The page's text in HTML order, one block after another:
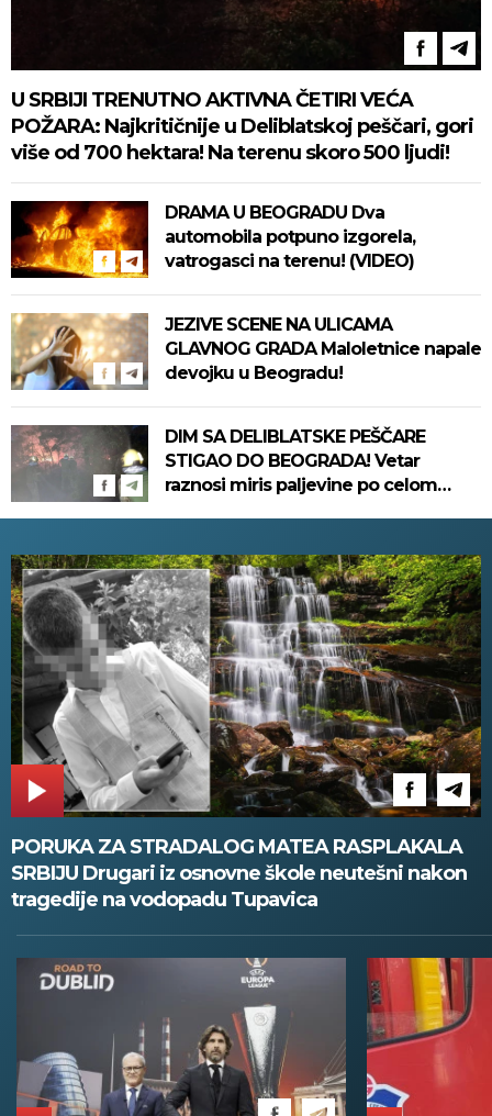
U SRBIJI TRENUTNO AKTIVNA ČETIRI VEĆA
POŽARA: Najkritičnije u Deliblatskoj peščari, gori
više od 700 hektara! Na terenu skoro 500 ljudi!
DRAMA U BEOGRADU Dva
automobila potpuno izgorela,
vatrogasci na terenu! (VIDEO)
JEZIVE SCENE NA ULICAMA
GLAVNOG GRADA Maloletnice napale
devojku u Beogradu!
DIM SA DELIBLATSKE PEŠČARE
STIGAO DO BEOGRADA! Vetar
raznosi miris paljevine po celom
PORUKA ZA STRADALOG MATEA RASPLAKALA
SRBIJU Drugari iz osnovne škole neutešni nakon
tragedije na vodopadu Tupavica